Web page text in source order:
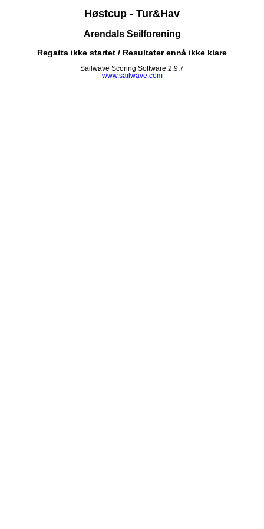
Høstcup - Tur&Hav
Arendals Seilforening
Regatta ikke startet / Resultater ennå ikke klare
Sailwave Scoring Software 2.9.7
www.sailwave.com